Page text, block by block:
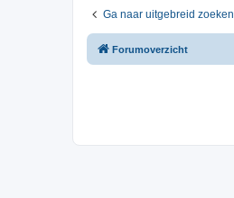
Ga naar uitgebreid zoeken
Forumoverzicht